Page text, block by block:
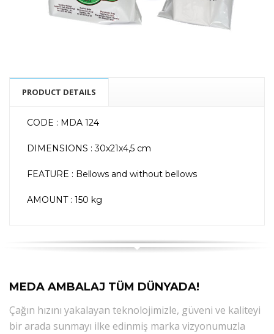
PRODUCT DETAILS
CODE : MDA 124
DIMENSIONS : 30x21x4,5 cm
FEATURE : Bellows and without bellows
AMOUNT : 150 kg
MEDA AMBALAJ TÜM DÜNYADA!
Çağın hızını yakalayan teknolojimizle, güveni ve kaliteyi
bir arada sunmayı ilke edinmiş marka vizyonumuzla